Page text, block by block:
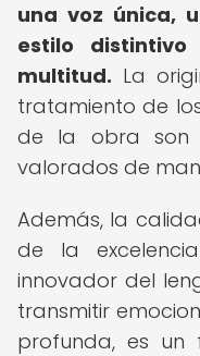
una voz única,
estilo
multitud. La
tratamiento de
de la obra son
valorados de
Además, la
de la
innovador del
transmitir
profunda, es un